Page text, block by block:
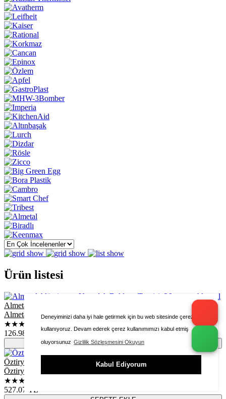
Deneyiminizi daha iyi hale getirmek için bu web sitesinde çerezleri
kullanıyoruz. Devam ederek çerez kullanımımızı kabul etmiş
oluyorsunuz Gizlilik Sözleşmesini Okuyun
Kabul Ediyorum
Ürün listesi
Almetal
Almetal Alüminyum Yuvarlak Baklava Tepsisi, 26 cm
★★★★★
126.98
SEPETE EKLE
Öztiryakiler
Öztiryakiler Paslanmaz Çelik Küçük Kepçe
★★★★★
527.07
TL